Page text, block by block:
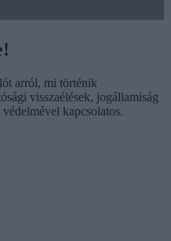
arról, mi történik
visszaélések, jogállamiság
kapcsolatos.